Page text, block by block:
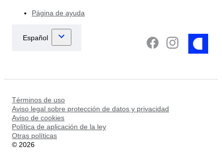
Página de ayuda
Términos de uso
Aviso legal sobre protección de datos y privacidad
Aviso de cookies
Política de aplicación de la ley
Otras políticas
© 2026